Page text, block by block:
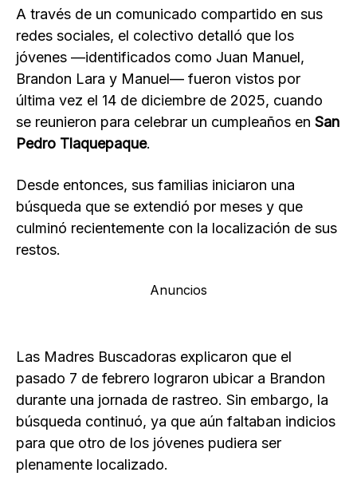
A través de un comunicado compartido en sus
redes sociales, el colectivo detalló que los
jóvenes —identificados como Juan Manuel,
Brandon Lara y Manuel— fueron vistos por
última vez el 14 de diciembre de 2025, cuando
se reunieron para celebrar un cumpleaños en San
Pedro Tlaquepaque.
Desde entonces, sus familias iniciaron una
búsqueda que se extendió por meses y que
culminó recientemente con la localización de sus
restos.
Anuncios
Las Madres Buscadoras explicaron que el
pasado 7 de febrero lograron ubicar a Brandon
durante una jornada de rastreo. Sin embargo, la
búsqueda continuó, ya que aún faltaban indicios
para que otro de los jóvenes pudiera ser
plenamente localizado.